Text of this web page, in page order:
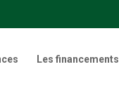
Les financements